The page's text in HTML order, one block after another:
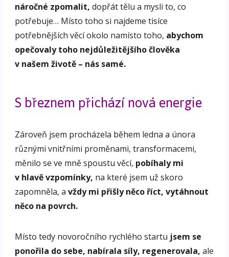
náročné zpomalit, dopřát tělu a mysli to, co
potřebuje… Místo toho si najdeme tisíce
potřebnějších věcí okolo namísto toho, abychom
opečovaly toho nejdůležitějšího člověka
v našem životě – nás samé.
S březnem přichází nová energie
Zároveň jsem procházela během ledna a února
různými vnitřními proměnami, transformacemi,
měnilo se ve mně spoustu věcí, pobíhaly mi
v hlavě vzpomínky, na které jsem už skoro
zapomněla, avždy mi přišly něco říct, vytáhnout
něco na povrch.
Místo tedy novoročního rychlého startu jsem se
ponořila do sebe, nabírala síly, regenerovala, ale